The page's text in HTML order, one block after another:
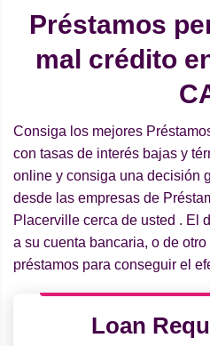
Préstamos
mal crédito
Consiga los mejores
con tasas de interés bajas y
online y consiga una decisión
desde las empresas de
Placerville cerca de usted . El
a su cuenta bancaria, o de
préstamos para conseguir el
Loan